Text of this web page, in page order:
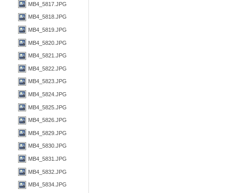
MB4_5817.JPG
MB4_5818.JPG
MB4_5819.JPG
MB4_5820.JPG
MB4_5821.JPG
MB4_5822.JPG
MB4_5823.JPG
MB4_5824.JPG
MB4_5825.JPG
MB4_5826.JPG
MB4_5829.JPG
MB4_5830.JPG
MB4_5831.JPG
MB4_5832.JPG
MB4_5834.JPG